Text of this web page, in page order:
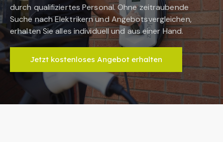
durch qualifiziertes Personal. Ohne zeitraubende
Suche nach Elektrikern und Angebotsvergleichen,
erhalten Sie alles individuell und aus einer Hand.
Jetzt kostenloses Angebot erhalten